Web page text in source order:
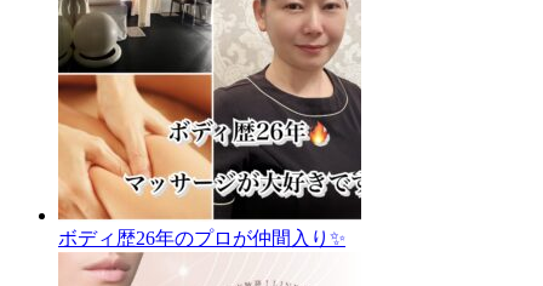
ボディ歴26年のプロが仲間入り✨